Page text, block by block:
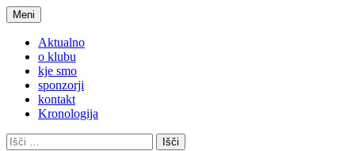
Preskoči
na
vsebino
KSŠŠG
Studenten Graz
Meni
Aktualno
o klubu
kje smo
sponzorji
kontakt
Kronologija
Išči: